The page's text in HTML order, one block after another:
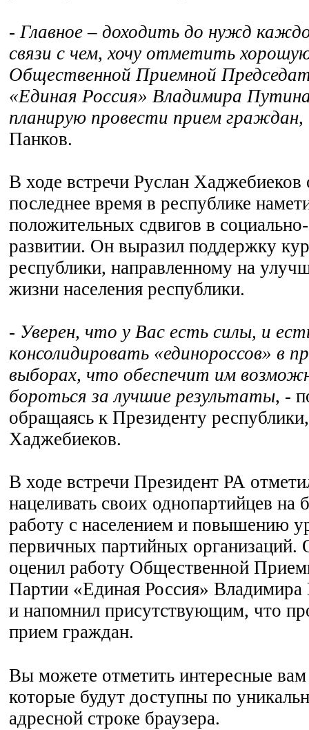
- Главное – доходить до нужд
связи с чем, хочу отметить
Общественной Приемной
«Единая Россия» Владимира
планирую провести прием граждан,
Панков.
В ходе встречи Руслан Хаджебиеков
последнее время в республике
положительных сдвигов в
развитии. Он выразил поддержку
республики, направленному на
жизни населения республики.
- Уверен, что у Вас есть силы, и
консолидировать «единороссов» в
выборах, что обеспечит им
бороться за лучшие результаты, -
обращаясь к Президенту
Хаджебиеков.
В ходе встречи Президент РА
нацеливать своих однопартийцев на
работу с населением и повышению
первичных партийных организаций.
оценил работу Общественной
Партии «Единая Россия»
и напомнил присутствующим, что
прием граждан.
Вы можете отметить интересные
которые будут доступны по
адресной строке браузера.